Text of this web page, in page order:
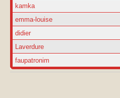
kamka
emma-louise
didier
Laverdure
faupatronim